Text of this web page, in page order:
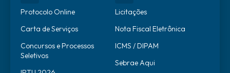
Protocolo Online
Carta de Serviços
Concursos e Processos
Seletivos
Licitações
Nota Fiscal Eletrônica
ICMS / DIPAM
Sebrae Aqui